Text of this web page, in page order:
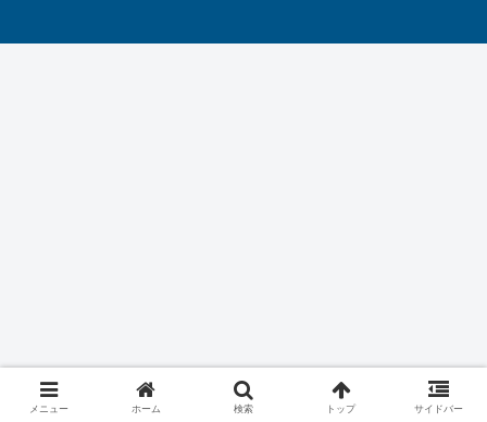
メニュー ホーム 検索 トップ サイドバー